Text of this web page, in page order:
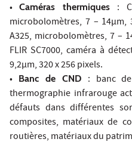
•Caméras thermiques :
microbolomètres, 7 – 14µm,
A325, microbolomètres, 7 –
FLIR SC7000, caméra à
9,2µm, 320 x 256 pixels.
• Banc de CND
: banc
thermographie infrarouge
défauts dans différentes
composites, matériaux de
routières, matériaux du